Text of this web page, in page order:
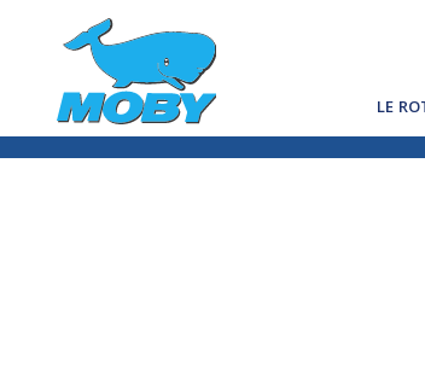
LE